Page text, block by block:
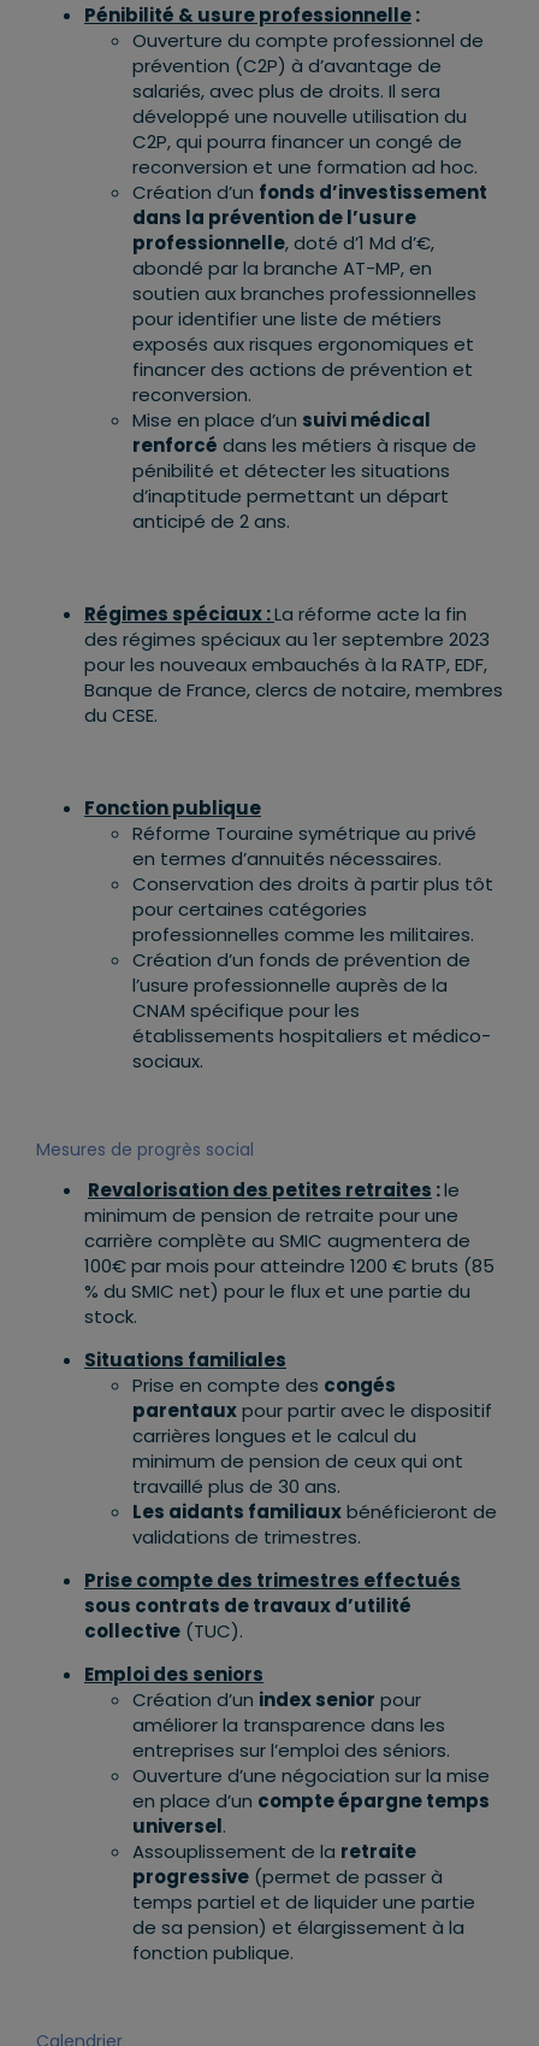
Pénibilité & usure professionnelle:
Ouverture du compte professionnel de
prévention (C2P) à d’avantage de
salariés, avec plus de droits. Il sera
développé une nouvelle utilisation du
C2P, qui pourra financer un congé de
reconversion et une formation ad hoc.
Création d’un fonds d’investissement
dans la prévention de l’usure
professionnelle, doté d’1 Md d’€,
abondé par la branche AT-MP, en
soutien aux branches professionnelles
pour identifier une liste de métiers
exposés aux risques ergonomiques et
financer des actions de prévention et
reconversion.
Mise en place d’un suivi médical
renforcé dans les métiers à risque de
pénibilité et détecter les situations
d’inaptitude permettant un départ
anticipé de 2 ans.
Régimes spéciaux :La réforme acte la fin
des régimes spéciaux au 1er septembre 2023
pour les nouveaux embauchés à la RATP, EDF,
Banque de France, clercs de notaire, membres
du CESE.
Fonction publique
Réforme Touraine symétrique au privé
en termes d’annuités nécessaires.
Conservation des droits à partir plus tôt
pour certaines catégories
professionnelles comme les militaires.
Création d’un fonds de prévention de
l’usure professionnelle auprès de la
CNAM spécifique pour les
établissements hospitaliers et médico-
sociaux.
Mesures de progrès social
Revalorisation des petites retraites :le
minimum de pension de retraite pour une
carrière complète au SMIC augmentera de
100€ par mois pour atteindre 1200 € bruts (85
% du SMIC net) pour le flux et une partie du
stock.
Situations familiales
Prise en compte des congés
parentauxpour partir avec le dispositif
carrières longues et le calcul du
minimum de pension de ceux qui ont
travaillé plus de 30 ans.
Les aidants familiauxbénéficieront de
validations de trimestres.
Prise compte des trimestres effectués
sous contrats de travaux d’utilité
collective (TUC).
Emploi des seniors
Création d’un index senior pour
améliorer la transparence dans les
entreprises sur l’emploi des séniors.
Ouverture d’une négociation sur la mise
en place d’un compte épargne temps
universel.
Assouplissement de la retraite
progressive (permet de passer à
temps partiel et de liquider une partie
de sa pension) et élargissement à la
fonction publique.
Calendrier